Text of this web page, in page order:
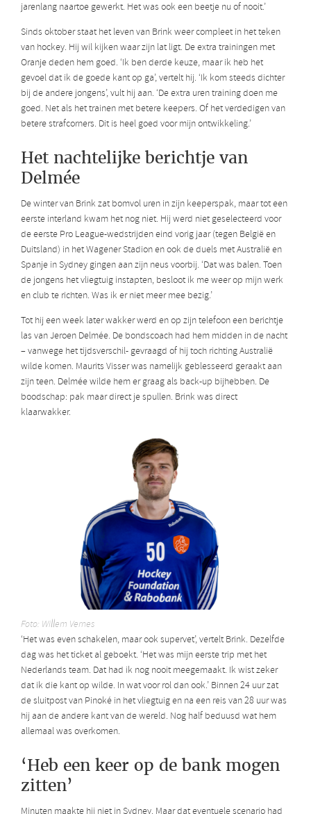
jarenlang naartoe gewerkt. Het was ook een beetje nu of nooit.’
Sinds oktober staat het leven van Brink weer compleet in het teken
van hockey. Hij wil kijken waar zijn lat ligt. De extra trainingen met
Oranje deden hem goed. ‘Ik ben derde keuze, maar ik heb het
gevoel dat ik de goede kant op ga’, vertelt hij. ‘Ik kom steeds dichter
bij de andere jongens’, vult hij aan. ‘De extra uren training doen me
goed. Net als het trainen met betere keepers. Of het verdedigen van
betere strafcorners. Dit is heel goed voor mijn ontwikkeling.’
Het nachtelijke berichtje van
Delmée
De winter van Brink zat bomvol uren in zijn keeperspak, maar tot een
eerste interland kwam het nog niet. Hij werd niet geselecteerd voor
de eerste Pro League-wedstrijden eind vorig jaar (tegen België en
Duitsland) in het Wagener Stadion en ook de duels met Australië en
Spanje in Sydney gingen aan zijn neus voorbij. ‘Dat was balen. Toen
de jongens het vliegtuig instapten, besloot ik me weer op mijn werk
en club te richten. Was ik er niet meer mee bezig.’
Tot hij een week later wakker werd en op zijn telefoon een berichtje
las van Jeroen Delmée. De bondscoach had hem midden in de nacht
– vanwege het tijdsverschil- gevraagd of hij toch richting Australië
wilde komen. Maurits Visser was namelijk geblesseerd geraakt aan
zijn teen. Delmée wilde hem er graag als back-up bijhebben. De
boodschap: pak maar direct je spullen. Brink was direct
klaarwakker.
Foto: Willem Vernes
‘Het was even schakelen, maar ook supervet’, vertelt Brink. Dezelfde
dag was het ticket al geboekt. ‘Het was mijn eerste trip met het
Nederlands team. Dat had ik nog nooit meegemaakt. Ik wist zeker
dat ik die kant op wilde. In wat voor rol dan ook.’ Binnen 24 uur zat
de sluitpost van Pinoké in het vliegtuig en na een reis van 28 uur was
hij aan de andere kant van de wereld. Nog half beduusd wat hem
allemaal was overkomen.
‘Heb een keer op de bank mogen
zitten’